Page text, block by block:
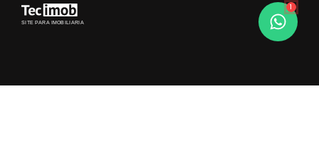
1
SITE PARA IMOBILIARIA